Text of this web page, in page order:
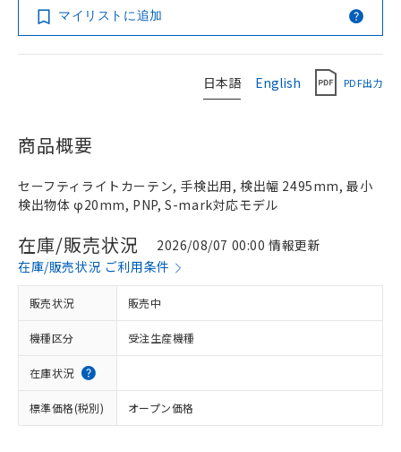
マイリストに追加
日本語 English PDF出力
商品概要
セーフティライトカーテン, 手検出用, 検出幅 2495mm, 最小
検出物体 φ20mm, PNP, S-mark対応モデル
在庫/販売状況
2026/08/07 00:00 情報更新
在庫/販売状況 ご利用条件
販売状況 販売中
機種区分 受注生産機種
在庫状況
標準価格(税別) オープン価格